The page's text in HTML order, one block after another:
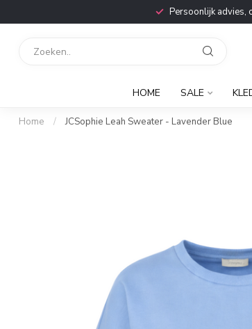
Persoonlijk advies,
HOME SALE
Home / JCSophie Leah Sweater - Lavender Blue